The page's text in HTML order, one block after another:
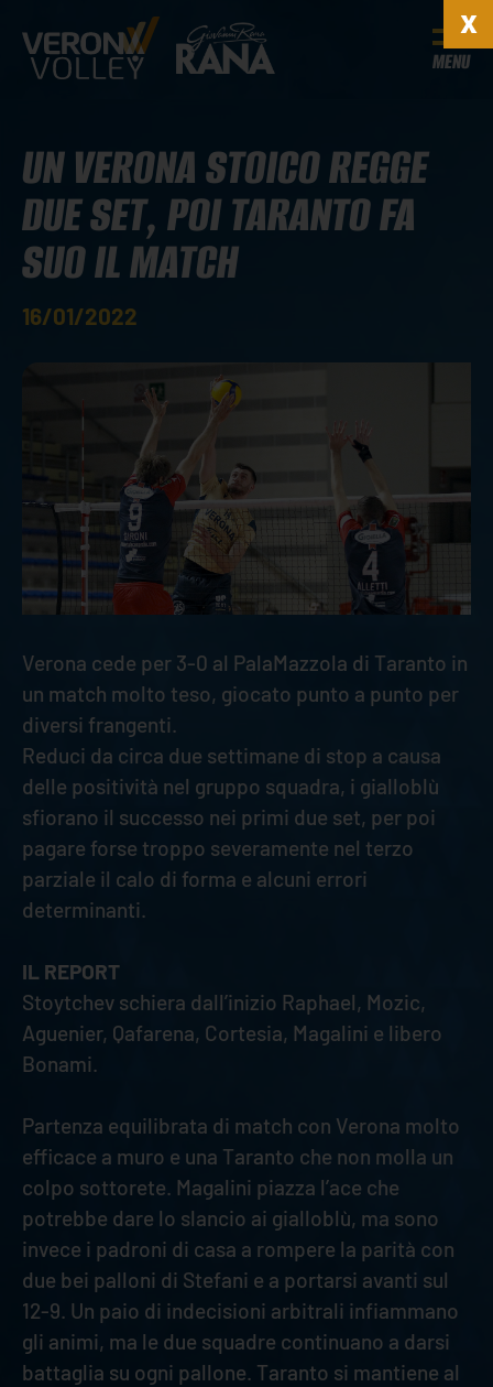
MENU
UN VERONA STOICO REGGE
DUE SET, POI TARANTO FA
SUO IL MATCH
16/01/2022
Verona cede per 3-0 al PalaMazzola di Taranto in
un match molto teso, giocato punto a punto per
diversi frangenti.
Reduci da circa due settimane di stop a causa
delle positività nel gruppo squadra, i gialloblù
sfiorano il successo nei primi due set, per poi
pagare forse troppo severamente nel terzo
parziale il calo di forma e alcuni errori
determinanti.
IL REPORT
Stoytchev schiera dall’inizio Raphael, Mozic,
Aguenier, Qafarena, Cortesia, Magalini e libero
Bonami.
Partenza equilibrata di match con Verona molto
efficace a muro e una Taranto che non molla un
colpo sottorete. Magalini piazza l’ace che
potrebbe dare lo slancio ai gialloblù, ma sono
invece i padroni di casa a rompere la parità con
due bei palloni di Stefani e a portarsi avanti sul
12-9. Un paio di indecisioni arbitrali infiammano
gli animi, ma le due squadre continuano a darsi
battaglia su ogni pallone. Taranto si mantiene al